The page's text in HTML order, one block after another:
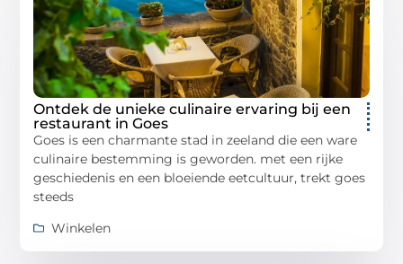
Ontdek de unieke culinaire ervaring bij een
restaurant in Goes
Goes is een charmante stad in zeeland die een ware
culinaire bestemming is geworden. met een rijke
geschiedenis en een bloeiende eetcultuur, trekt goes
steeds
Winkelen